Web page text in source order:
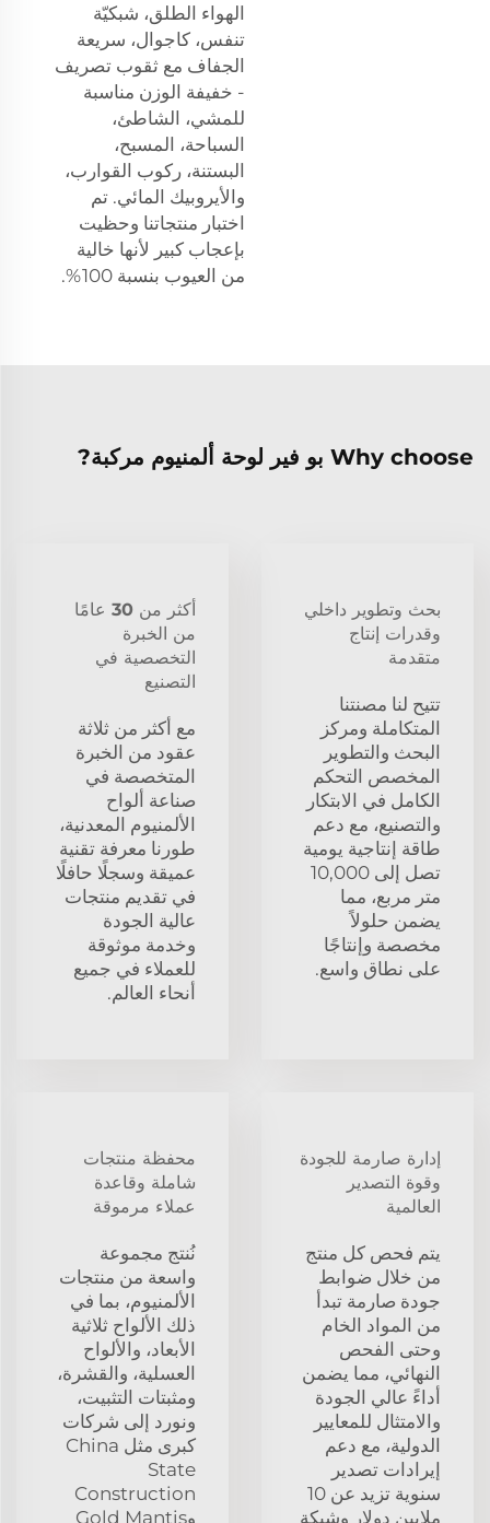
الهواء الطلق، شبكيّة
تنفس، كاجوال، سريعة
الجفاف مع ثقوب تصريف
- خفيفة الوزن مناسبة
للمشي، الشاطئ،
السباحة، المسبح،
البستنة، ركوب القوارب،
والأيروبيك المائي. تم
اختبار منتجاتنا وحظيت
بإعجاب كبير لأنها خالية
من العيوب بنسبة 100%.
Why choose بو فير لوحة ألمنيوم مركبة?
بحث وتطوير داخلي
وقدرات إنتاج
متقدمة
تتيح لنا مصنتنا
المتكاملة ومركز
البحث والتطوير
المخصص التحكم
الكامل في الابتكار
والتصنيع، مع دعم
طاقة إنتاجية يومية
تصل إلى 10,000
متر مربع، مما
يضمن حلولاً
مخصصة وإنتاجًا
على نطاق واسع.
أكثر من 30 عامًا
من الخبرة
التخصصية في
التصنيع
مع أكثر من ثلاثة
عقود من الخبرة
المتخصصة في
صناعة ألواح
الألمنيوم المعدنية،
طورنا معرفة تقنية
عميقة وسجلًا حافلًا
في تقديم منتجات
عالية الجودة
وخدمة موثوقة
للعملاء في جميع
أنحاء العالم.
إدارة صارمة للجودة
وقوة التصدير
العالمية
يتم فحص كل منتج
من خلال ضوابط
جودة صارمة تبدأ
من المواد الخام
وحتى الفحص
النهائي، مما يضمن
أداءً عالي الجودة
والامتثال للمعايير
الدولية، مع دعم
إيرادات تصدير
سنوية تزيد عن 10
ملايين دولار وشبكة
محفظة منتجات
شاملة وقاعدة
عملاء مرموقة
نُنتج مجموعة
واسعة من منتجات
الألمنيوم، بما في
ذلك الألواح ثلاثية
الأبعاد، والألواح
العسلية، والقشرة،
ومثبتات التثبيت،
ونورد إلى شركات
كبرى مثل China
State
Construction
وGold Mantis